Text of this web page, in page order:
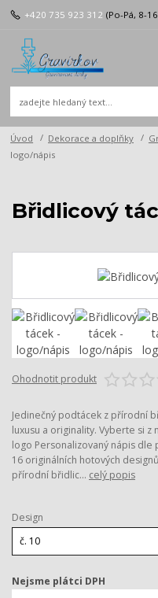
+420 735 923 312 (Po-Pá, 8-
Úvod Dekorace a doplňky
logo/nápis
Břidlicový
Ohodnotit produkt
Jedinečný podtácek z přírodní
luxusu a originality. Vyberte si z
logo Personalizovaný nápis dle
16 originálních hotových
přírodní břidlic... celý popis
Design
Nejsme plátci DPH